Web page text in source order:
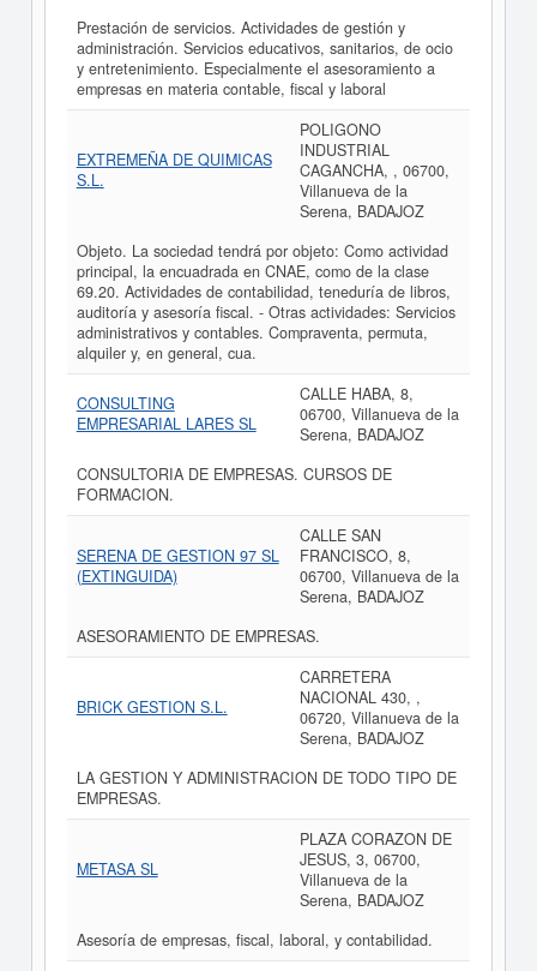
Prestación de servicios. Actividades de gestión y
administración. Servicios educativos, sanitarios, de ocio
y entretenimiento. Especialmente el asesoramiento a
empresas en materia contable, fiscal y laboral
EXTREMEÑA DE QUIMICAS
S.L.
POLIGONO
INDUSTRIAL
CAGANCHA, , 06700,
Villanueva de la
Serena, BADAJOZ
Objeto. La sociedad tendrá por objeto: Como actividad
principal, la encuadrada en CNAE, como de la clase
69.20. Actividades de contabilidad, teneduría de libros,
auditoría y asesoría fiscal. - Otras actividades: Servicios
administrativos y contables. Compraventa, permuta,
alquiler y, en general, cua.
CONSULTING
EMPRESARIAL LARES SL
CALLE HABA, 8,
06700, Villanueva de la
Serena, BADAJOZ
CONSULTORIA DE EMPRESAS. CURSOS DE
FORMACION.
SERENA DE GESTION 97 SL
(EXTINGUIDA)
CALLE SAN
FRANCISCO, 8,
06700, Villanueva de la
Serena, BADAJOZ
ASESORAMIENTO DE EMPRESAS.
BRICK GESTION S.L.
CARRETERA
NACIONAL 430, ,
06720, Villanueva de la
Serena, BADAJOZ
LA GESTION Y ADMINISTRACION DE TODO TIPO DE
EMPRESAS.
METASA SL
PLAZA CORAZON DE
JESUS, 3, 06700,
Villanueva de la
Serena, BADAJOZ
Asesoría de empresas, fiscal, laboral, y contabilidad.